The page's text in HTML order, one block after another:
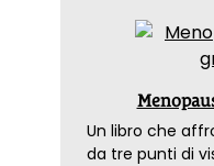
Un libro che
da tre punti di